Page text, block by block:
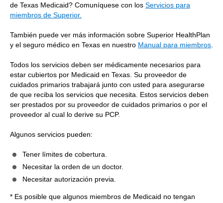
de Texas Medicaid? Comuníquese con los Servicios para
miembros de Superior.
También puede ver más información sobre Superior HealthPlan
y el seguro médico en Texas en nuestro Manual para miembros
Todos los servicios deben ser médicamente necesarios para
estar cubiertos por Medicaid en Texas. Su proveedor de
cuidados primarios trabajará junto con usted para asegurarse
de que reciba los servicios que necesita. Estos servicios deben
ser prestados por su proveedor de cuidados primarios o por el
proveedor al cual lo derive su PCP.
Algunos servicios pueden:
Tener límites de cobertura.
Necesitar la orden de un doctor.
Necesitar autorización previa.
* Es posible que algunos miembros de Medicaid no tengan